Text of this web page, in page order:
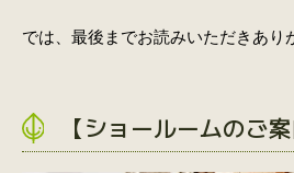
では、最後までお読みいただきあり
【ショールームのご案